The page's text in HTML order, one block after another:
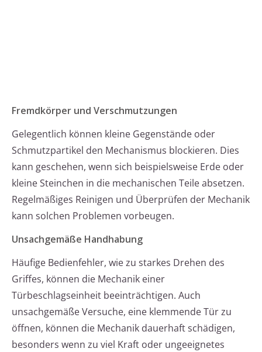
Fremdkörper und Verschmutzungen
Gelegentlich können kleine Gegenstände oder
Schmutzpartikel den Mechanismus blockieren. Dies
kann geschehen, wenn sich beispielsweise Erde oder
kleine Steinchen in die mechanischen Teile absetzen.
Regelmäßiges Reinigen und Überprüfen der Mechanik
kann solchen Problemen vorbeugen.
Unsachgemäße Handhabung
Häufige Bedienfehler, wie zu starkes Drehen des
Griffes, können die Mechanik einer
Türbeschlagseinheit beeinträchtigen. Auch
unsachgemäße Versuche, eine klemmende Tür zu
öffnen, können die Mechanik dauerhaft schädigen,
besonders wenn zu viel Kraft oder ungeeignetes